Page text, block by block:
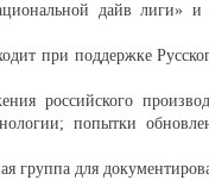
дайв лиги» и
при поддержке
российского
попытки
группа для